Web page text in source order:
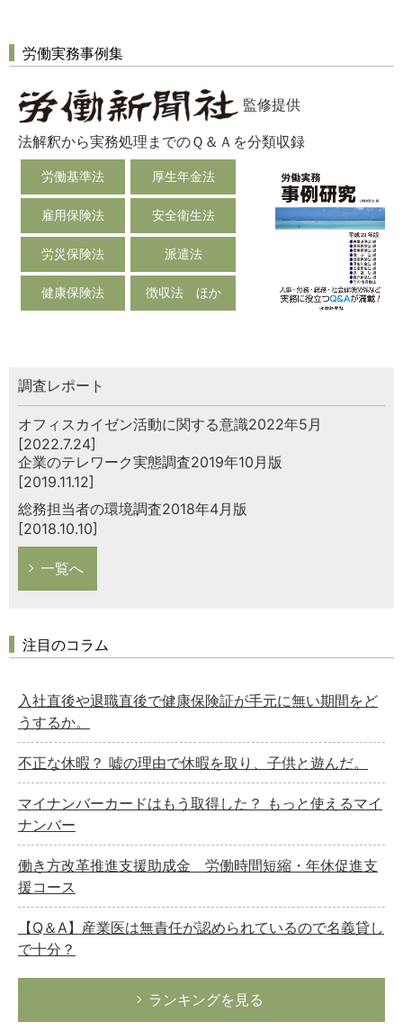
労働実務事例集
監修提供
法解釈から実務処理までのＱ＆Ａを分類収録
労働基準法 厚生年金法
雇用保険法 安全衛生法
労災保険法 派遣法
健康保険法 徴収法 ほか
調査レポート
オフィスカイゼン活動に関する意識2022年5月
[2022.7.24]
企業のテレワーク実態調査2019年10月版
[2019.11.12]
総務担当者の環境調査2018年4月版
[2018.10.10]
一覧へ
注目のコラム
入社直後や退職直後で健康保険証が手元に無い期間をど
うするか。
不正な休暇？ 嘘の理由で休暇を取り、子供と遊んだ。
マイナンバーカードはもう取得した？ もっと使えるマイ
ナンバー
働き方改革推進支援助成金 労働時間短縮・年休促進支
援コース
【Q＆A】産業医は無責任が認められているので名義貸し
で十分？
ランキングを見る